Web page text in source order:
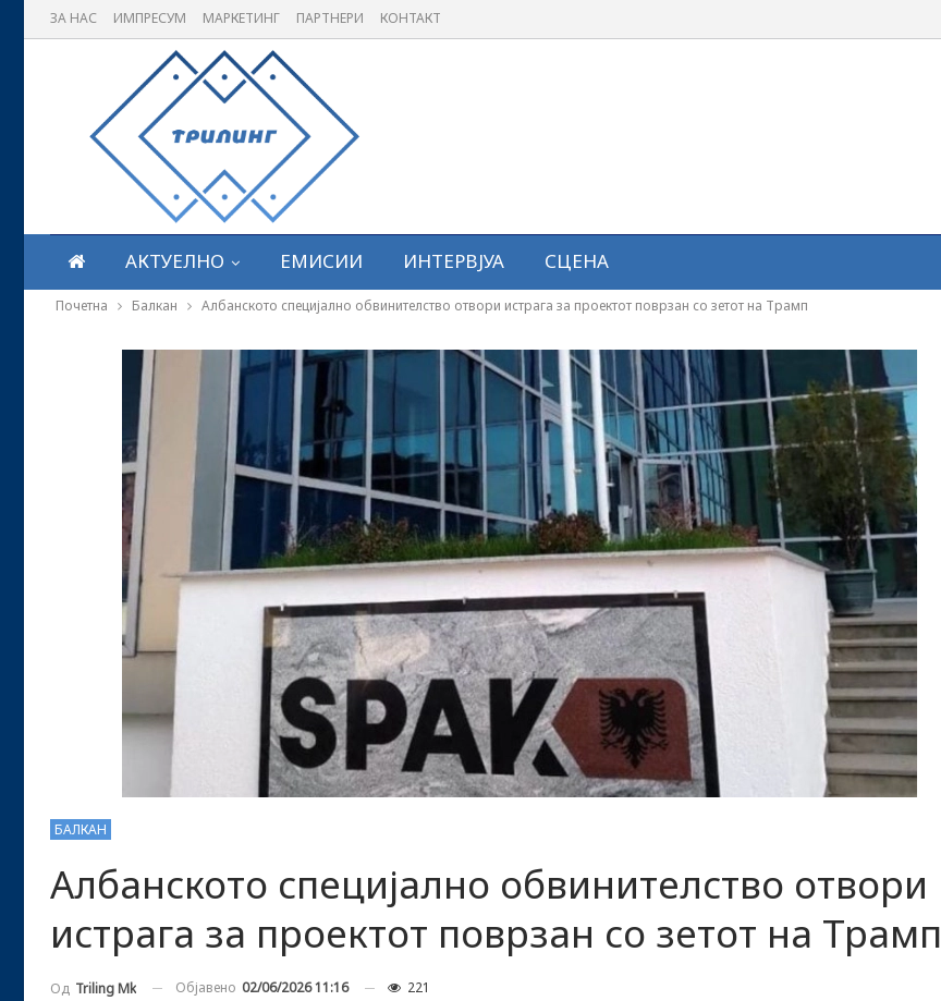
ЗА НАС ИМПРЕСУМ МАРКЕТИНГ ПАРТНЕРИ КОНТАКТ
АКТУЕЛНО ЕМИСИИ ИНТЕРВЈУА СЦЕНА
Почетна Балкан Албанското специјално обвинителство отвори истрага за проектот поврзан со зетот на Трамп
БАЛКАН
Албанското специјално обвинителство отвори
истрага за проектот поврзан со зетот на Трамп
Од Triling Mk Објавено 02/06/2026 11:16 221